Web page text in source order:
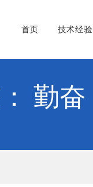
首页 技术经验
勤奋